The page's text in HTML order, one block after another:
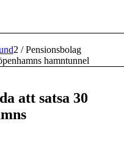
2 / Pensionsbolag
hamntunnel
att satsa 30